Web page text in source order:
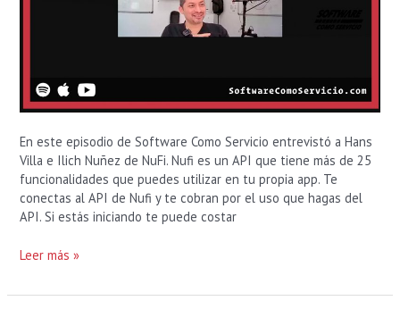
En este episodio de Software Como Servicio entrevistó a Hans
Villa e Ilich Nuñez de NuFi. Nufi es un API que tiene más de 25
funcionalidades que puedes utilizar en tu propia app. Te
conectas al API de Nufi y te cobran por el uso que hagas del
API. Si estás iniciando te puede costar
Leer más »